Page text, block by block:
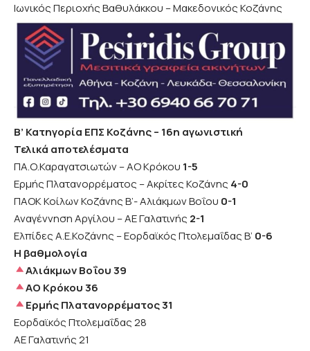
Ιωνικός Περιοχής Βαθυλάκκου – Μακεδονικός Κοζάνης
Β’ Κατηγορία ΕΠΣ Κοζάνης – 16η αγωνιστική
Τελικά αποτελέσματα
ΠΑ.Ο.Καραγατσιωτών – ΑΟ Κρόκου 1-5
Ερμής Πλατανορρέματος – Ακρίτες Κοζάνης 4-0
ΠΑΟΚ Κοίλων Κοζάνης Β’- Αλιάκμων Βοΐου 0-1
Αναγέννηση Αργίλου – ΑΕ Γαλατινής 2-1
Ελπίδες Α.Ε.Κοζάνης – Εορδαϊκός Πτολεμαΐδας Β’ 0-6
Η βαθμολογία
Αλιάκμων Βοΐου 39
ΑΟ Κρόκου 36
Ερμής Πλατανορρέματος 31
Εορδαϊκός Πτολεμαΐδας 28
ΑΕ Γαλατινής 21